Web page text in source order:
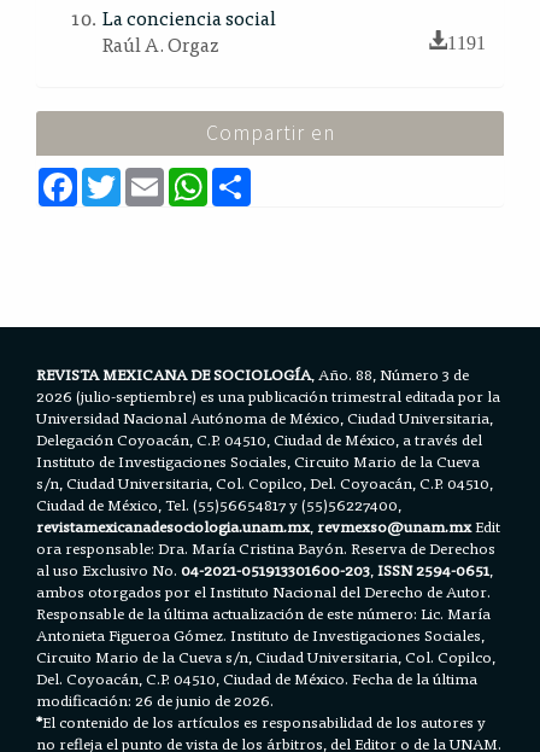
La conciencia social
Raúl A. Orgaz
1191
Compartir en
F
a
c
T
w
E
m
a
W
h
a
REVISTA MEXICANA DE SOCIOLOGÍA, Año. 88, Número 3 de
2026 (julio-septiembre) es una publicación trimestral editada por la
Universidad Nacional Autónoma de México, Ciudad Universitaria,
Delegación Coyoacán, C.P. 04510, Ciudad de México, a través del
Instituto de Investigaciones Sociales, Circuito Mario de la Cueva
s/n, Ciudad Universitaria, Col. Copilco, Del. Coyoacán, C.P. 04510,
Ciudad de México, Tel. (55)56654817 y (55)56227400,
revistamexicanadesociologia.unam.mx,revmexso@unam.mxEdit
ora responsable: Dra. María Cristina Bayón. Reserva de Derechos
al uso Exclusivo No.04-2021-051913301600-203,ISSN 2594-0651,
ambos otorgados por el Instituto Nacional del Derecho de Autor.
Responsable de la última actualización de este número: Lic. María
Antonieta Figueroa Gómez. Instituto de Investigaciones Sociales,
Circuito Mario de la Cueva s/n, Ciudad Universitaria, Col. Copilco,
Del. Coyoacán, C.P. 04510, Ciudad de México. Fecha de la última
modificación: 26 de junio de 2026.
*El contenido de los artículos es responsabilidad de los autores y
no refleja el punto de vista de los árbitros, del Editor o de la UNAM.